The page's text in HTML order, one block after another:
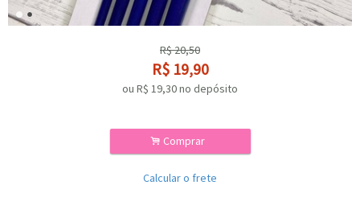
R$20,50
R$ 19,90
ou R$ 19,30no depósito
. Comprar
Calcular o frete